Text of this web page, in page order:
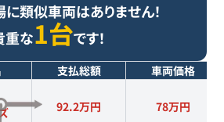
類似車両はありません！
重な1台です！
支払総額 車両価格
92.2万円 78万円